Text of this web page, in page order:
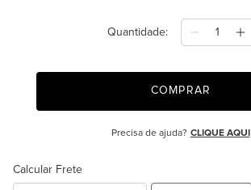
Quantidade
COMPRAR
Precisa de ajuda? CLIQUE AQUI
Calcular Frete
edredon
10º majorelle